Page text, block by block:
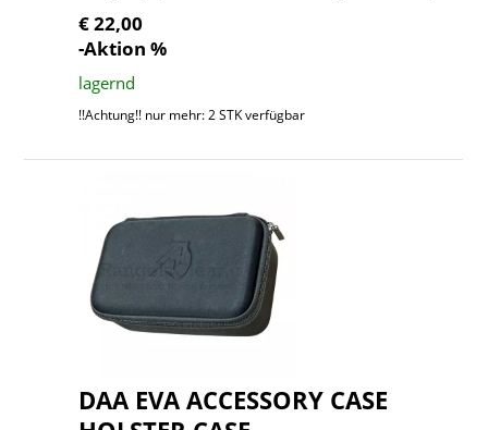
€ 22,00
-Aktion %
lagernd
!!Achtung!! nur mehr: 2 STK verfügbar
DAA EVA ACCESSORY CASE